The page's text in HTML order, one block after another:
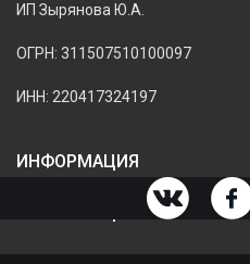
ИП Зырянова Ю.А.
ОГРН: 311507510100097
ИНН: 220417324197
ИНФОРМАЦИЯ
ИНФОРМАЦИЯ О МАГАЗИНЕ